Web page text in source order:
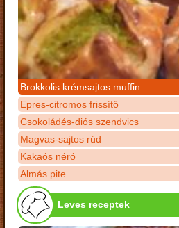
Brokkolis krémsajtos muffin
Epres-citromos frissítő
Csokoládés-diós szendvics
Magvas-sajtos rúd
Kakaós néró
Almás pite
Leves receptek